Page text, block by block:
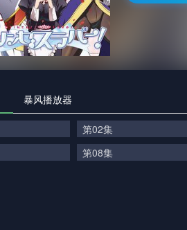
暴风播放器
第02集
第08集